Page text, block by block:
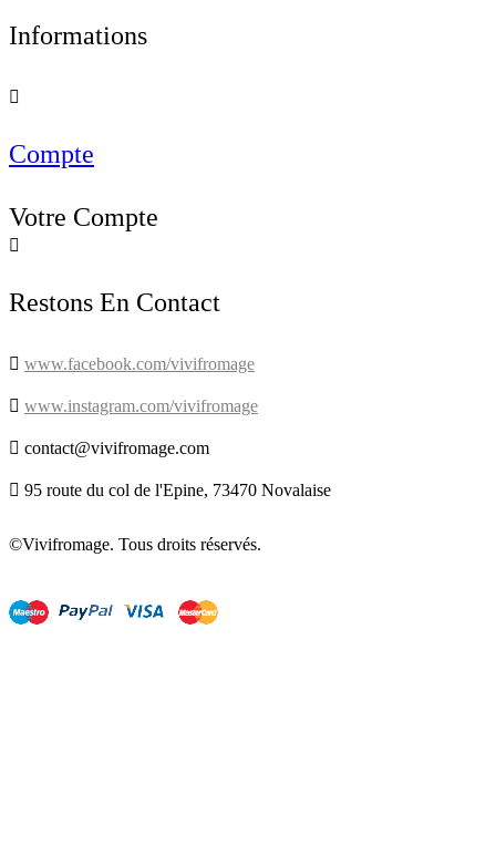
Informations

Compte
Votre Compte

Restons En Contact
 www.facebook.com/vivifromage
 www.instagram.com/vivifromage
 contact@vivifromage.com
 95 route du col de l'Epine, 73470 Novalaise
©Vivifromage. Tous droits réservés.